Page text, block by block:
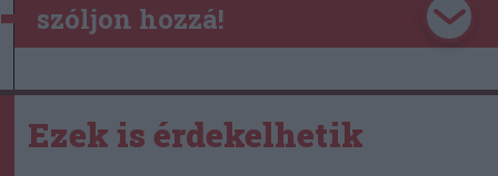
szóljon hozzá!
Ezek is érdekelhetik